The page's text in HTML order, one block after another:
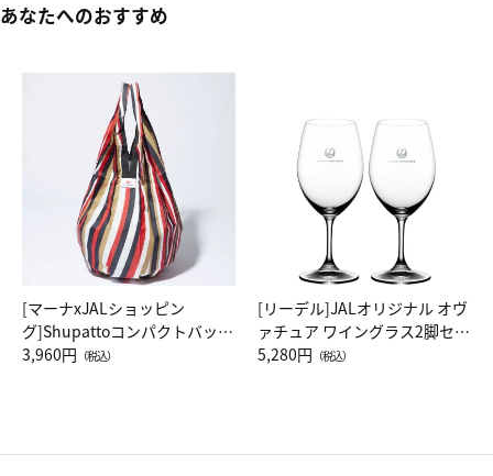
あなたへのおすすめ
[マーナxJALショッピン
グ]Shupattoコンパクトバッグ
Drop JAL客室乗務員（LC）ス
3,960円 （税込）
[リーデル]JALオリジナル オヴ
ァチュア ワイングラス2脚セッ
ト（レッドワイン）
5,280円 （税込）